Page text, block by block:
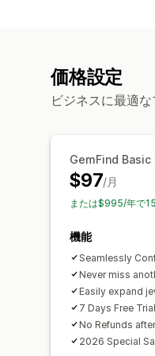
価格設定
ビジネスに最適な
GemFind Basic
$97/月
または$995/年で
機能
Seamlessly
Never miss
Easily expand
7 Days Free Trial
No Refunds
2026 Special